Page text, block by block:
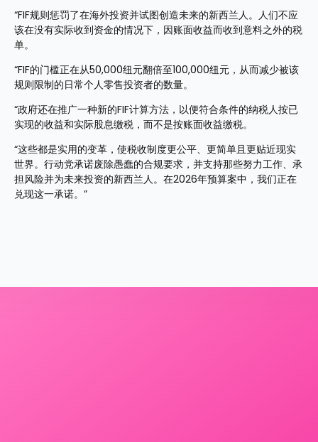
“FIF规则惩罚了在海外投资并试图创造未来的新西兰人。人们不应
该在没有实际收到资金的情况下，因账面收益而收到意料之外的税
单。
“FIF的门槛正在从50,000纽元翻倍至100,000纽元，从而减少被该
规则限制的日常个人零售投资者的数量。
“政府还在推广一种新的FIF计算方法，以便符合条件的纳税人按已
实现的收益和实际股息缴税，而不是按账面收益缴税。
“这些都是实用的变革，使税收制度更公平、更简单且更贴近现实
世界。行动党承诺废除愚蠢的合规要求，并支持那些努力工作、承
担风险并为未来投资的新西兰人。在2026年预算案中，我们正在
兑现这一承诺。”